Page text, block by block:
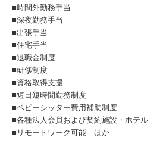
■時間外勤務手当
■深夜勤務手当
■出張手当
■住宅手当
■退職金制度
■研修制度
■資格取得支援
■短日短時間勤務制度
■ベビーシッター費用補助制度
■各種法人会員および契約施設・ホテル
■リモートワーク可能 ほか